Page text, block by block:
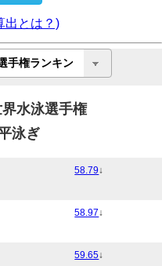
出とは？)
水泳選手権
泳ぎ
58.79↓
58.97↓
59.65↓